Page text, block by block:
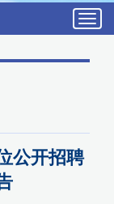
公开招聘